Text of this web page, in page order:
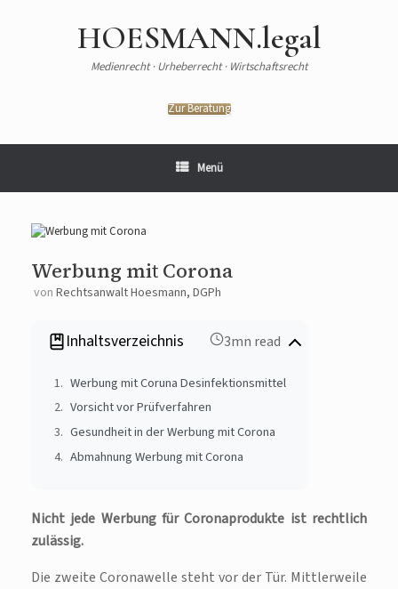
HOESMANN.legal
Medienrecht · Urheberrecht · Wirtschaftsrecht
Zur Beratung
Menü
Werbung mit Corona
von Rechtsanwalt Hoesmann, DGPh
Inhaltsverzeichnis 3mn read
Werbung mit Coruna Desinfektionsmittel
Vorsicht vor Prüfverfahren
Gesundheit in der Werbung mit Corona
Abmahnung Werbung mit Corona
Nicht jede Werbung für Coronaprodukte ist rechtlich
zulässig.
Die zweite Coronawelle steht vor der Tür. Mittlerweile